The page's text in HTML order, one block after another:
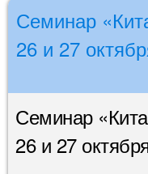
Семинар
26 и 27
Семинар
26 и 27